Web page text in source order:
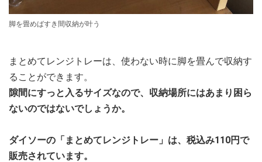
脚を畳めばすき間収納が叶う
まとめてレンジトレーは、使わない時に脚を畳んで収納す
ることができます。
隙間にすっと入るサイズなので、収納場所にはあまり困ら
ないのではないでしょうか。
ダイソーの「まとめてレンジトレー」は、税込み110円で
販売されています。